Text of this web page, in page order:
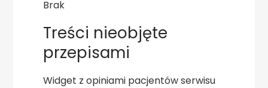
Brak
Treści nieobjęte
przepisami
Widget z opiniami pacjentów serwisu